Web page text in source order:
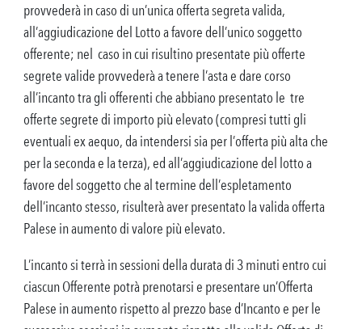
provvederà in caso di un’unica offerta segreta valida,
all’aggiudicazione del Lotto a favore dell’unico soggetto
offerente; nel caso in cui risultino presentate più offerte
segrete valide provvederà a tenere l’asta e dare corso
all’incanto tra gli offerenti che abbiano presentato le tre
offerte segrete di importo più elevato (compresi tutti gli
eventuali ex aequo, da intendersi sia per l’offerta più alta che
per la seconda e la terza), ed all’aggiudicazione del lotto a
favore del soggetto che al termine dell’espletamento
dell’incanto stesso, risulterà aver presentato la valida offerta
Palese in aumento di valore più elevato.
L’incanto si terrà in sessioni della durata di 3 minuti entro cui
ciascun Offerente potrà prenotarsi e presentare un’Offerta
Palese in aumento rispetto al prezzo base d’Incanto e per le